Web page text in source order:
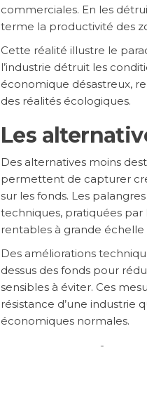
commerciales. En les
terme la productivité des
Cette réalité illustre le
l’industrie détruit les
économique désastreux,
des réalités écologiques.
Les
Des alternatives moins
permettent de capturer
sur les fonds. Les
techniques, pratiquées par
rentables à grande échelle
Des améliorations
dessus des fonds pour
sensibles à éviter. Ces
résistance d’une industrie
économiques normales.
Vers une